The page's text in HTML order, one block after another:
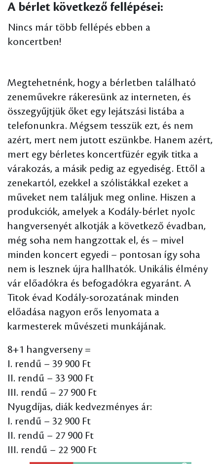
A bérlet következő fellépései:
Nincs már több fellépés ebben a
koncertben!
Megtehetnénk, hogy a bérletben található
zeneművekre rákeresünk az interneten, és
összegyűjtjük őket egy lejátszási listába a
telefonunkra. Mégsem tesszük ezt, és nem
azért, mert nem jutott eszünkbe. Hanem azért,
mert egy bérletes koncertfüzér egyik titka a
várakozás, a másik pedig az egyediség. Ettől a
zenekartól, ezekkel a szólistákkal ezeket a
műveket nem találjuk meg online. Hiszen a
produkciók, amelyek a Kodály-bérlet nyolc
hangversenyét alkotják a következő évadban,
még soha nem hangzottak el, és – mivel
minden koncert egyedi – pontosan így soha
nem is lesznek újra hallhatók. Unikális élmény
vár előadókra és befogadókra egyaránt. A
Titok évad Kodály-sorozatának minden
előadása nagyon erős lenyomata a
karmesterek művészeti munkájának.
8+1 hangverseny =
I. rendű – 39 900 Ft
II. rendű – 33 900 Ft
III. rendű – 27 900 Ft
Nyugdíjas, diák kedvezményes ár:
I. rendű – 32 900 Ft
II. rendű – 27 900 Ft
III. rendű – 22 900 Ft